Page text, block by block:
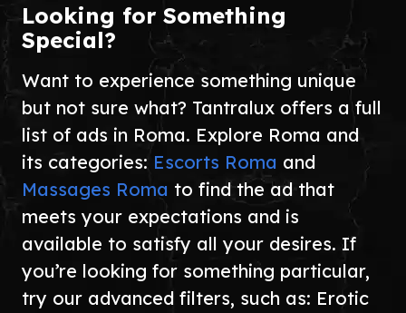
Looking for Something
Special?
Want to experience something unique
but not sure what? Tantralux offers a full
list of ads in Roma. Explore Roma and
its categories: Escorts Roma and
Massages Roma to find the ad that
meets your expectations and is
available to satisfy all your desires. If
you’re looking for something particular,
try our advanced filters, such as: Erotic